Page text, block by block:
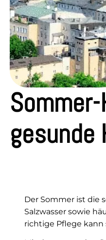
gesunde
Der Sommer ist die
Salzwasser sowie
richtige Pflege